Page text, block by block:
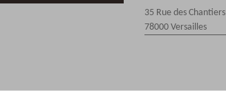
35 Rue des Chantiers
78000 Versailles